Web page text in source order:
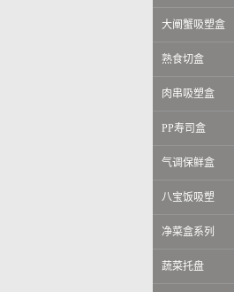
大阐蟹吸塑盒
熟食切盒
肉串吸塑盒
PP寿司盒
气调保鲜盒
八宝饭吸塑
净菜盒系列
蔬菜托盘